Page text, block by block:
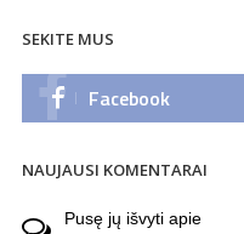
SEKITE MUS
Facebook
NAUJAUSI KOMENTARAI
Pusę jų išvyti apie